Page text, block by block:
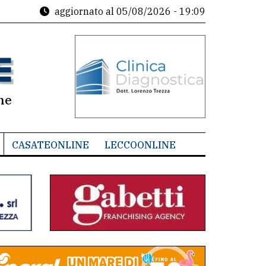
aggiornato al 05/08/2026 - 19:09
CASATEONLINE LECCOONLINE